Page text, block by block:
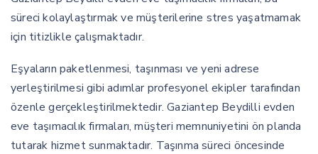
süreci kolaylaştırmak ve müşterilerine stres yaşatmamak
için titizlikle çalışmaktadır.
Eşyaların paketlenmesi, taşınması ve yeni adrese
yerleştirilmesi gibi adımlar profesyonel ekipler tarafından
özenle gerçekleştirilmektedir. Gaziantep Beydilli evden
eve taşımacılık firmaları, müşteri memnuniyetini ön planda
tutarak hizmet sunmaktadır. Taşınma süreci öncesinde